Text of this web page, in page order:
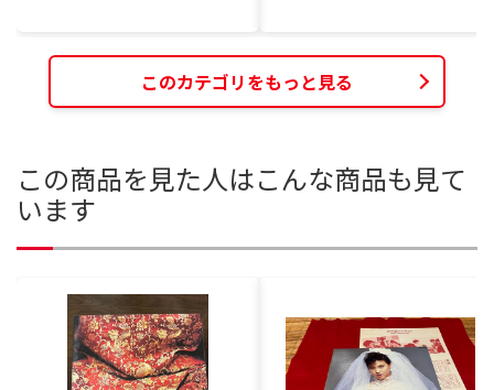
このカテゴリをもっと見る
この商品を見た人はこんな商品も見て
います